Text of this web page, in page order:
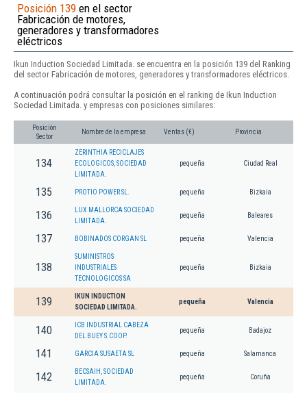
Posición 139 en el sector
Fabricación de motores,
generadores y transformadores
eléctricos
Ikun Induction Sociedad Limitada. se encuentra en la posición 139 del Ranking
del sector Fabricación de motores, generadores y transformadores eléctricos.
A continuación podrá consultar la posición en el ranking de Ikun Induction
Sociedad Limitada. y empresas con posiciones similares:
Posición
Sector
Nombre de la empresa Ventas (€) Provincia
134
ZERINTHIA RECICLAJES
ECOLOGICOS, SOCIEDAD
LIMITADA.
pequeña Ciudad Real
135 PROTIO POWER SL. pequeña Bizkaia
136
LUX MALLORCA SOCIEDAD
LIMITADA.
pequeña Baleares
137 BOBINADOS CORGAN SL pequeña Valencia
138
SUMINISTROS
INDUSTRIALES
TECNOLOGICOS SA
pequeña Bizkaia
139
IKUN INDUCTION
SOCIEDAD LIMITADA.
pequeña Valencia
140
ICB INDUSTRIAL CABEZA
DEL BUEY S.COOP.
pequeña Badajoz
141 GARCIA SUSAETA SL pequeña Salamanca
142
BECSAIH, SOCIEDAD
LIMITADA.
pequeña Coruña